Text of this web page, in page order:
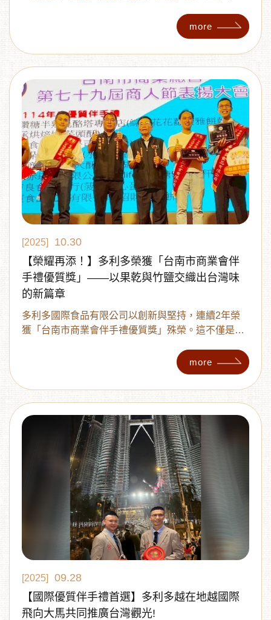
榮，為台灣農產伴手禮市場再添亮點。
more
[2025]
10.30
【榮耀再添！】多利多榮獲「台南市商業會伴
手禮優質獎」——以果乾與竹鹽交織出台灣味
的新篇章
多利多國際食品有限公司以創新與堅持，連續2年榮
獲「台南市商業會伴手禮優質獎」殊榮。這不僅是一
果乾，透過創新組合與文化故事，走進更多人的心
more
[2025]
09.28
【國際優質伴手禮首選】多利多越在地越國際
飛向大馬共同推廣台灣觀光!